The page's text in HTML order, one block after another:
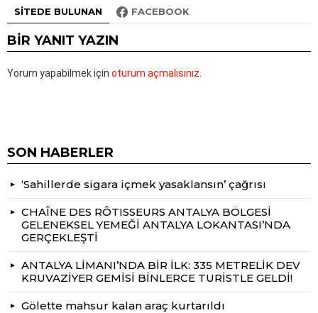
SITEDE BULUNAN FACEBOOK
BIR YANIT YAZIN
Yorum yapabilmek için oturum açmalısınız
SON HABERLER
‘Sahillerde sigara içmek yasaklansın’ çağrısı
CHAÎNE DES RÔTISSEURS ANTALYA BÖLGESİ
GELENEKSEL YEMEĞİ ANTALYA LOKANTASI’NDA
GERÇEKLEŞTİ
ANTALYA LİMANI’NDA BİR İLK: 335 METRELİK DEV
KRUVAZİYER GEMİSİ BİNLERCE TURİSTLE GELDİ!
Gölette mahsur kalan araç kurtarıldı